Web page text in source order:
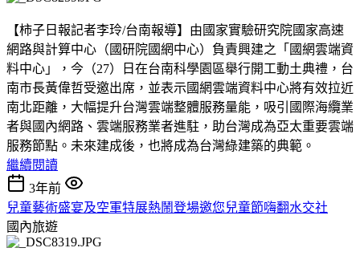
【柿子日報記者李玲/台南報導】由國家實驗研究院國家高速
網路與計算中心（國研院國網中心）負責興建之「國網雲端資
料中心」，今（27）日在台南科學園區舉行開工動土典禮，台
南市長黃偉哲受邀出席，並表示國網雲端資料中心將有效拉近
南北距離，大幅提升台灣雲端整體服務量能，吸引國際海纜業
者與國內網路、雲端服務業者進駐，助台灣成為亞太重要雲端
服務節點。未來建成後，也將成為台灣綠建築的典範。
繼續閱讀
3年前
兒童藝術盛宴及空軍特展熱鬧登場邀您兒童節嗨翻水交社
國內旅遊